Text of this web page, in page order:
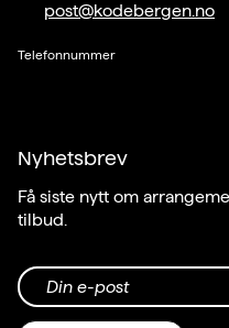
post@kodebergen.no
Telefonnummer
Nyhetsbrev
Få siste nytt om
tilbud.
Din e-post